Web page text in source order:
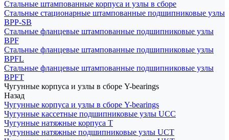
Стальные штампованные корпуса и узлы в сборе
Стальные стационарные штампованные подшипниковые узлы
BPP-SB
Стальные фланцевые штампованные подшипниковые узлы
BPF
Стальные фланцевые штампованные подшипниковые узлы
BPFL
Стальные фланцевые штампованные подшипниковые узлы
BPFT
Чугунные корпуса и узлы в сборе Y-bearings
Назад
Чугунные корпуса и узлы в сборе Y-bearings
Чугунные кассетные подшипниковые узлы UCC
Чугунные натяжные корпуса T
Чугунные натяжные подшипниковые узлы UCT